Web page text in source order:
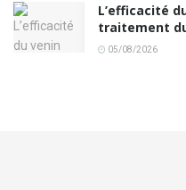
L’efficacité
traitement
05/08/2026